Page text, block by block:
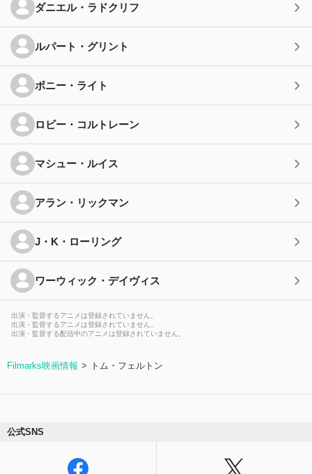
ダニエル・ラドクリフ
ルパート・グリント
ボニー・ライト
ロビー・コルトレーン
マシュー・ルイス
アラン・リックマン
J・K・ローリング
ワーウィック・デイヴィス
出演・監督するアニメは登録されていません。
出演・監督するアニメは登録されていません。
出演・監督する配信中のアニメは登録されていません。
Filmarks映画情報 トム・フェルトン
公式SNS